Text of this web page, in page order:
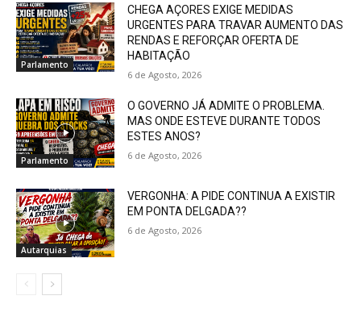
Parlamento
CHEGA AÇORES EXIGE MEDIDAS
URGENTES PARA TRAVAR AUMENTO DAS
RENDAS E REFORÇAR OFERTA DE
HABITAÇÃO
6 de Agosto, 2026
Parlamento
O GOVERNO JÁ ADMITE O PROBLEMA.
MAS ONDE ESTEVE DURANTE TODOS
ESTES ANOS?
6 de Agosto, 2026
Autarquias
VERGONHA: A PIDE CONTINUA A EXISTIR
EM PONTA DELGADA??
6 de Agosto, 2026